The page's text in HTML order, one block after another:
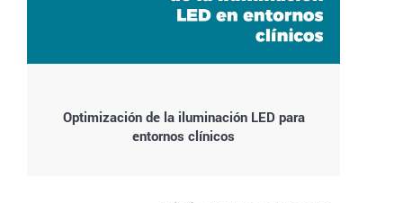
Optimización de la iluminación LED para
entornos clínicos